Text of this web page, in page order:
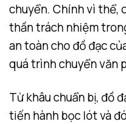
chuyển. Chính vì thể,
thần trách nhiệm
an toàn cho đồ đạc
quá trình chuyển văn
Từ khâu chuẩn bị, đồ
tiến hành bọc lót và